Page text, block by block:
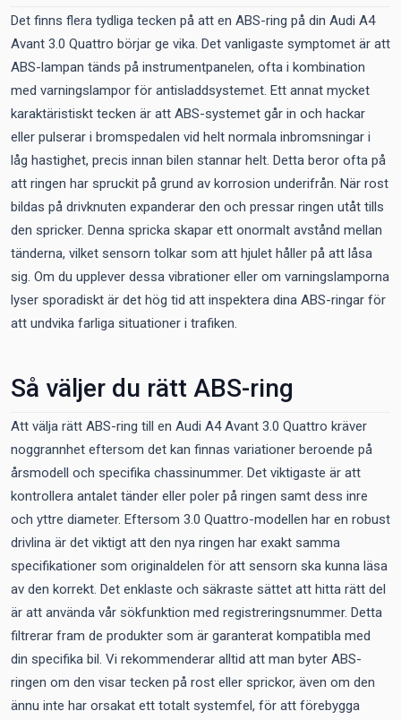
Det finns flera tydliga tecken på att en ABS-ring på din Audi A4
Avant 3.0 Quattro börjar ge vika. Det vanligaste symptomet är att
ABS-lampan tänds på instrumentpanelen, ofta i kombination
med varningslampor för antisladdsystemet. Ett annat mycket
karaktäristiskt tecken är att ABS-systemet går in och hackar
eller pulserar i bromspedalen vid helt normala inbromsningar i
låg hastighet, precis innan bilen stannar helt. Detta beror ofta på
att ringen har spruckit på grund av korrosion underifrån. När rost
bildas på drivknuten expanderar den och pressar ringen utåt tills
den spricker. Denna spricka skapar ett onormalt avstånd mellan
tänderna, vilket sensorn tolkar som att hjulet håller på att låsa
sig. Om du upplever dessa vibrationer eller om varningslamporna
lyser sporadiskt är det hög tid att inspektera dina ABS-ringar för
att undvika farliga situationer i trafiken.
Så väljer du rätt ABS-ring
Att välja rätt ABS-ring till en Audi A4 Avant 3.0 Quattro kräver
noggrannhet eftersom det kan finnas variationer beroende på
årsmodell och specifika chassinummer. Det viktigaste är att
kontrollera antalet tänder eller poler på ringen samt dess inre
och yttre diameter. Eftersom 3.0 Quattro-modellen har en robust
drivlina är det viktigt att den nya ringen har exakt samma
specifikationer som originaldelen för att sensorn ska kunna läsa
av den korrekt. Det enklaste och säkraste sättet att hitta rätt del
är att använda vår sökfunktion med registreringsnummer. Detta
filtrerar fram de produkter som är garanterat kompatibla med
din specifika bil. Vi rekommenderar alltid att man byter ABS-
ringen om den visar tecken på rost eller sprickor, även om den
ännu inte har orsakat ett totalt systemfel, för att förebygga